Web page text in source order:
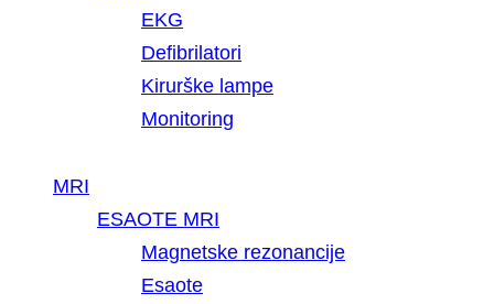
EKG
Defibrilatori
Kirurške lampe
Monitoring
MRI
ESAOTE MRI
Magnetske rezonancije
Esaote